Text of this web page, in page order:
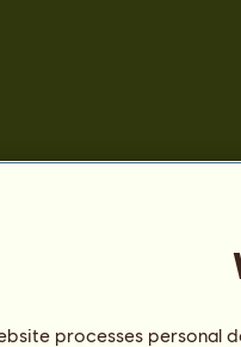
processes personal